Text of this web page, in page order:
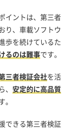
イントは、第三者
り、車載ソフトウ
歩を続けているた
るのは難事です。
三者検証会社を活
安定的に高品質
。
できる第三者検証